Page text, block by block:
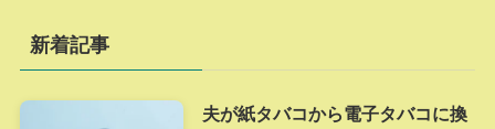
新着記事
夫が紙タバコから電子タバコに換